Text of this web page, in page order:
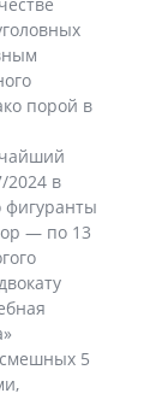
порой в
2024 в
фигуранты
— по 13
5